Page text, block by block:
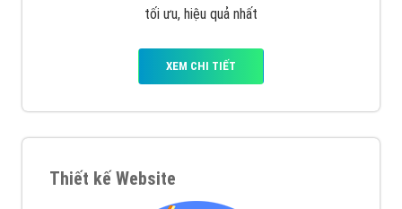
tối ưu, hiệu quả nhất
XEM CHI TIẾT
Thiết kế Website